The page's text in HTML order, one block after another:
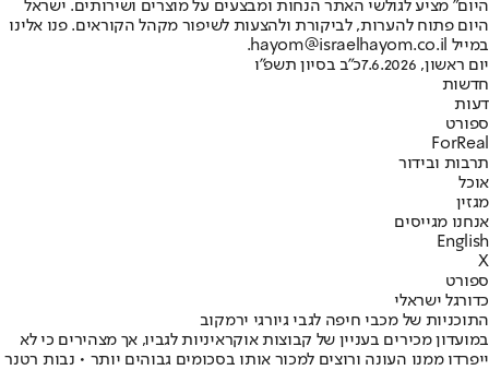
היום" מציע לגולשי האתר הנחות ומבצעים על מוצרים ושירותים. ישראל
היום פתוח להערות, לביקורת ולהצעות לשיפור מקהל הקוראים. פנו אלינו
במייל hayom@israelhayom.co.il.
יום ראשון, 7.6.2026
כ"ב בסיון תשפ"ו
חדשות
דעות
ספורט
ForReal
תרבות ובידור
אוכל
מגזין
אנחנו מגייסים
English
X
ספורט
כדורגל ישראלי
התוכניות של מכבי חיפה לגבי גיורגי ירמקוב
במועדון מכירים בעניין של קבוצות אוקראיניות לגביו, אך מצהירים כי לא
ייפרדו ממנו העונה ורוצים למכור אותו בסכומים גבוהים יותר • נבות רטנר